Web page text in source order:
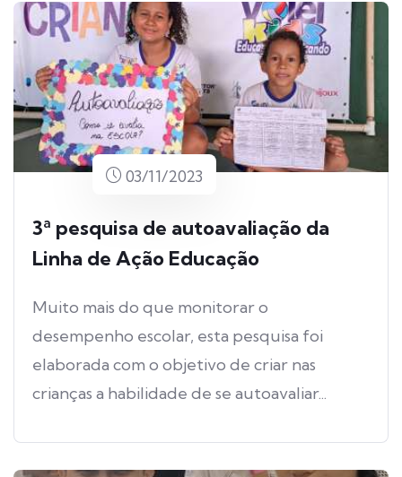
03/11/2023
3ª pesquisa de autoavaliação da
Linha de Ação Educação
Muito mais do que monitorar o
desempenho escolar, esta pesquisa foi
elaborada com o objetivo de criar nas
crianças a habilidade de se autoavaliar...